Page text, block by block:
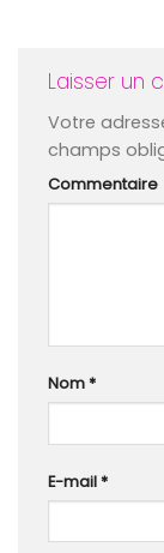
Laisser un
Votre
champs
Commentaire
Nom*
E-mail*